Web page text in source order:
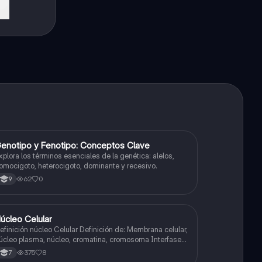
Biologia y Fenotipo: Conceptos Clave
los términos esenciales de la genética: alelos,
heterocigoto, dominante y recesivo.
9 62 0
BiologiaCelular
núcleo Celular Definición de: Membrana celular,
plasma, núcleo, cromatina, cromosoma Interfase
Fases de la interfase
7 375 8